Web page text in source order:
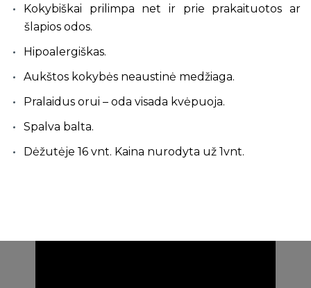
Kokybiškai prilimpa net ir prie prakaituotos ar
šlapios odos.
Hipoalergiškas.
Aukštos kokybės neaustinė medžiaga.
Pralaidus orui – oda visada kvėpuoja.
Spalva balta.
Dėžutėje 16 vnt. Kaina nurodyta už 1vnt.